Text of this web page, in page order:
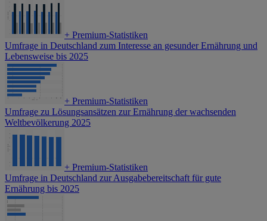
+ Premium-Statistiken
Umfrage in Deutschland zum Interesse an gesunder Ernährung und
Lebensweise bis 2025
+ Premium-Statistiken
Umfrage zu Lösungsansätzen zur Ernährung der wachsenden
Weltbevölkerung 2025
+ Premium-Statistiken
Umfrage in Deutschland zur Ausgabebereitschaft für gute
Ernährung bis 2025